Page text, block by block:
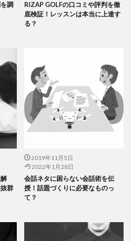
調
RIZAP GOLFの口コミや評判を徹
底検証！レッスンは本当に上達す
る？
群
2019年11月5日
2022年1月28日
会話ネタに困らない会話術を伝
授！話題づくりに必要なものっ
て？